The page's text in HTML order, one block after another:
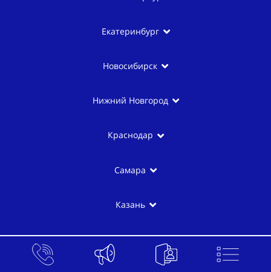
Екатеринбург
Новосибирск
Нижний Новгород
Краснодар
Самара
Казань